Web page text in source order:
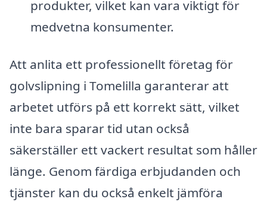
produkter, vilket kan vara viktigt för
medvetna konsumenter.
Att anlita ett professionellt företag för
golvslipning i Tomelilla garanterar att
arbetet utförs på ett korrekt sätt, vilket
inte bara sparar tid utan också
säkerställer ett vackert resultat som håller
länge. Genom färdiga erbjudanden och
tjänster kan du också enkelt jämföra